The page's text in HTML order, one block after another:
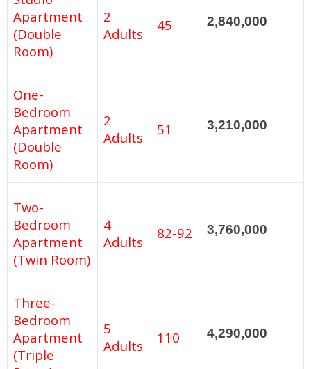
Apartment
(Double
Room)
2
Adults
45 2,840,000
One-
Bedroom
Apartment
(Double
Room)
2
Adults
51 3,210,000
Two-
Bedroom
Apartment
(Twin Room)
4
Adults
82-92 3,760,000
Three-
Bedroom
Apartment
(Triple
5
Adults
110 4,290,000